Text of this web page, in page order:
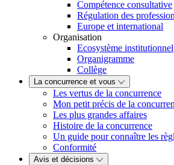
Compétence consultative
Régulation des
Europe et international
Organisation
Ecosystème institutionnel
Organigramme
Collège
La concurrence et vous
Les vertus de la concurrence
Mon petit précis de la
Les plus grandes affaires
Histoire de la concurrence
Un guide pour connaître les
Conformité
Avis et décisions